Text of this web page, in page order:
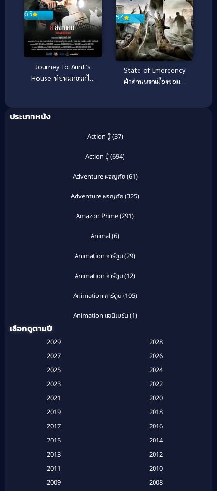
6.5
Journey To Aunt’s
House ห่อหมกฮวกไป
5.4
State of Emergency
ฝ่าด่านนรกเมืองซอมบี้
ประเภทหนัง
Action บู๊(37)
Action บู๊(694)
Adventure ผจญภัย (61)
Adventure ผจญภัย (325)
Amazon Prime(291)
Animal(6)
Animation การ์ตูน (29)
Animation การ์ตูน (12)
Animation การ์ตูน (105)
Animation แอนิเมชั่น (1)
Based on a True Story สร้างจากเรื่องจริง(2)
Based on a True Story เรื่องจริง (20)
Based on a True Story เรื่องจริง (16)
เลือกดูตามปี
2029
2028
2027
2026
2025
2024
2023
2022
2021
2020
2019
2018
2017
2016
2015
2014
2013
2012
2011
2010
2009
2008